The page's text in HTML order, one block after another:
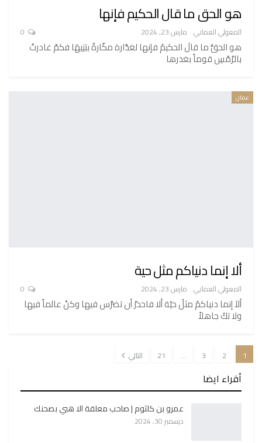
هو الحق ما قال الحكيم فإنها
المعولي العماني مارس 23, 2024
هو الحقُّ ما قالَ الحكيمُ فإنها لغدَّارة مكّارةٌ ببَنِيهَا فكمْ غادرتْ
بالرَّمْسِ قوماً بغدرها
عمان
ألا إنما دنياكم مثل حية
المعولي العماني مارس 23, 2024
ألاَ إنما دنياكمُ مثلُ حيّة ألا فاحذرْ أن تضرَّس فيها وكنْ عالماً فيها
ولا تكُ جاهلاً
1
2
3
…
21 التالي
أقراء ايضا
عمرو بن كلثوم | صاحب معلقة الا هبي بصحنك
ديسمبر 30, 2024